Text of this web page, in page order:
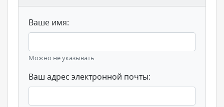
Ваше имя:
Можно не указывать
Ваш адрес электронной почты: